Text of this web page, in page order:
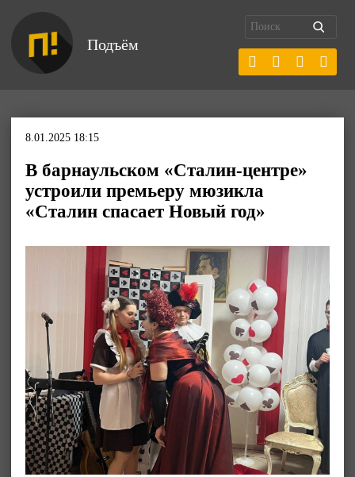
Подъём
8.01.2025 18:15
В барнаульском «Сталин-центре»
устроили премьеру мюзикла
«Сталин спасает Новый год»